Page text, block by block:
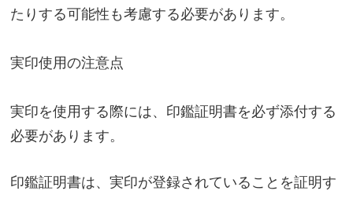
たりする可能性も考慮する必要があります。
実印使用の注意点
実印を使用する際には、印鑑証明書を必ず添付する
必要があります。
印鑑証明書は、実印が登録されていることを証明す